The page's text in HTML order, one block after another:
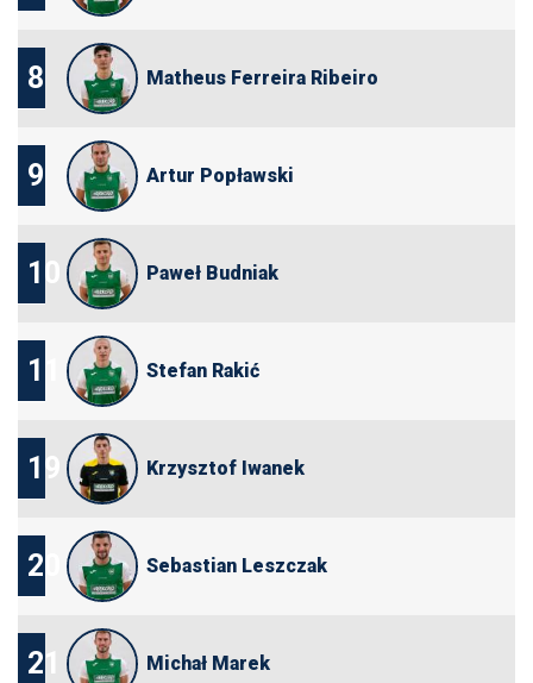
8 Matheus Ferreira Ribeiro
9 Artur Popławski
10 Paweł Budniak
11 Stefan Rakić
19 Krzysztof Iwanek
20 Sebastian Leszczak
21 Michał Marek